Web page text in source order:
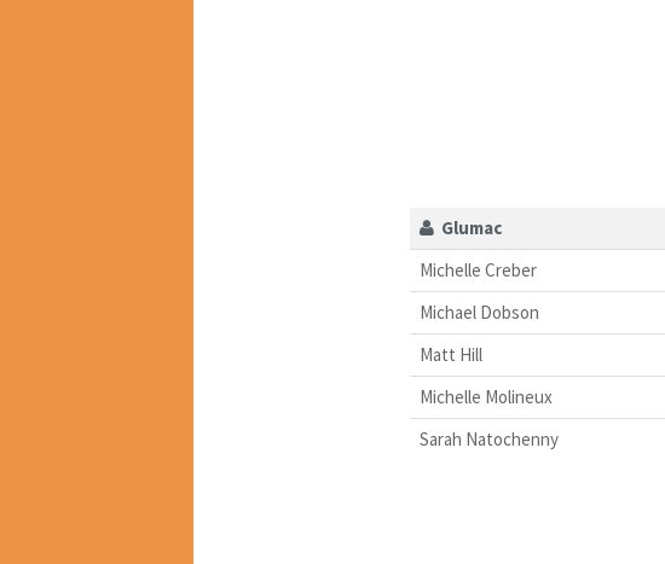
Glumac
Michelle Creber
Michael Dobson
Matt Hill
Michelle Molineux
Sarah Natochenny